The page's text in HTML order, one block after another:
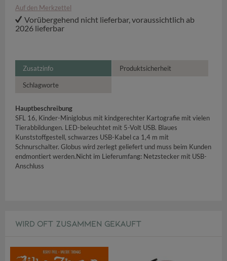
Auf den Merkzettel
Vorübergehend nicht lieferbar, voraussichtlich ab
2026 lieferbar
Zusatzinfo Produktsicherheit
Schlagworte
Hauptbeschreibung
SFL 16, Kinder-Miniglobus mit kindgerechter Kartografie mit vielen
Tierabbildungen. LED-beleuchtet mit 5-Volt USB. Blaues
Kunststoffgestell, schwarzes USB-Kabel ca 1,4 m mit
Schnurschalter. Globus wird zerlegt geliefert und muss beim Kunden
endmontiert werden.Nicht im Lieferumfang: Netzstecker mit USB-
Anschluss
WIRD OFT ZUSAMMEN GEKAUFT